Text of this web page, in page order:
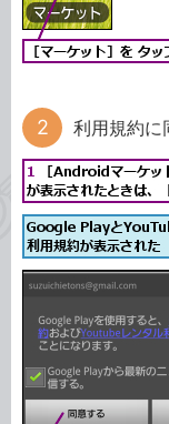
利用規約に